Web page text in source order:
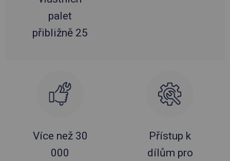
palet
přibližně 25
Více než 30
000
Přístup k
dílům pro